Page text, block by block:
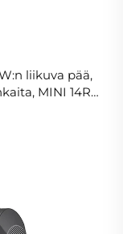
liikuva pää,
MINI 14R